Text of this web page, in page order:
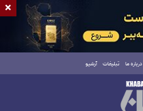
درباره ما تبلیغات آرشیو
×